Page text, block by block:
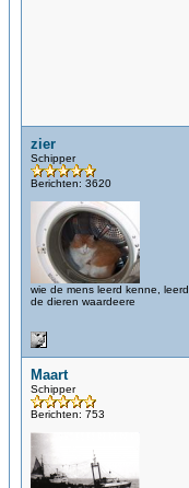
zier
Schipper
Berichten: 3620
wie de mens leerd kenne, leerd
de dieren waardeere
Maart
Schipper
Berichten: 753